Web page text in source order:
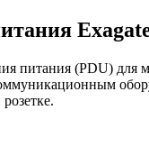
питания (PDU) для